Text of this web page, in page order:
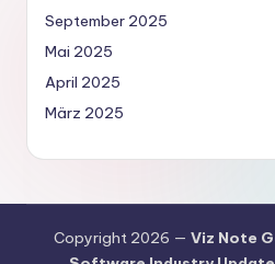
September 2025
Mai 2025
April 2025
März 2025
Copyright 2026 — Viz Note